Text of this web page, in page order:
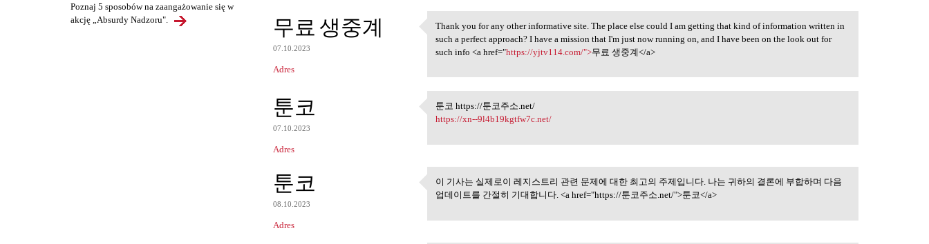
Poznaj 5 sposobów na zaangażowanie się w
akcję „Absurdy Nadzoru".
무료 생중계
07.10.2023
Adres
Thank you for any other
Thank you for any other informative site. The place else could I am getting that kind of information written in
such a perfect approach? I have a mission that I'm just now running on, and I have been on the look out for
such info <a href="https://yjtv114.com/">무료 생중계</a>
툰코
07.10.2023
Adres
툰코 https://툰코주소.net/
툰코 https://툰코주소.net/
https://xn--9l4b19kgtfw7c.net/
툰코
08.10.2023
Adres
이 기사는 실제로이 레지스트리 관련 문제에 대한
이 기사는 실제로이 레지스트리 관련 문제에 대한 최고의 주제입니다. 나는 귀하의 결론에 부합하며 다음
업데이트를 간절히 기대합니다. <a href="https://툰코주소.net/">툰코</a>